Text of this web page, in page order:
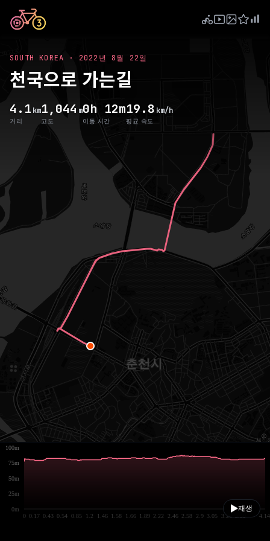
SOUTH KOREA · 2022년 8월 22일
천국으로 가는길
4.1 km
거리
1,044 m
고도
0h 12m
이동 시간
19.8 km/h
평균 속도
재생
0 0.17 0.43 0.54 0.85 1.2 1.46 1.58 1.66 1.89 2.22 2.46 2.58 2.9 3.05 3.26 3.59 4.14
0m
25m
50m
75m
100m